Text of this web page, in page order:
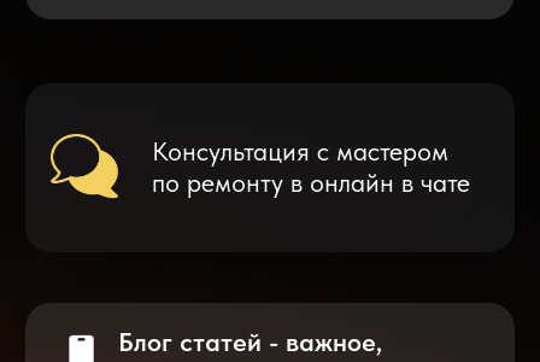
Что делать после замены аккумулятора
на смартфоне?